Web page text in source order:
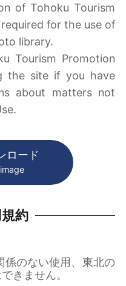
of Tohoku Tourism
for the use of
library.
Tourism Promotion
the site if you have
about matters not
ロード
約
係のない使用、東北の
きません。